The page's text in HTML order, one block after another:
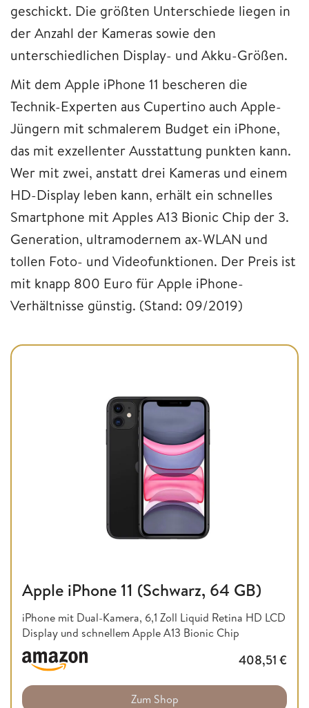
geschickt. Die größten Unterschiede liegen in
der Anzahl der Kameras sowie den
unterschiedlichen Display- und Akku-Größen.
Mit dem Apple iPhone 11 bescheren die
Technik-Experten aus Cupertino auch Apple-
Jüngern mit schmalerem Budget ein iPhone,
das mit exzellenter Ausstattung punkten kann.
Wer mit zwei, anstatt drei Kameras und einem
HD-Display leben kann, erhält ein schnelles
Smartphone mit Apples A13 Bionic Chip der 3.
Generation, ultramodernem ax-WLAN und
tollen Foto- und Videofunktionen. Der Preis ist
mit knapp 800 Euro für Apple iPhone-
Verhältnisse günstig. (Stand: 09/2019)
Apple iPhone 11 (Schwarz, 64 GB)
iPhone mit Dual-Kamera, 6,1 Zoll Liquid Retina HD LCD
Display und schnellem Apple A13 Bionic Chip
408,51 €
Zum Shop